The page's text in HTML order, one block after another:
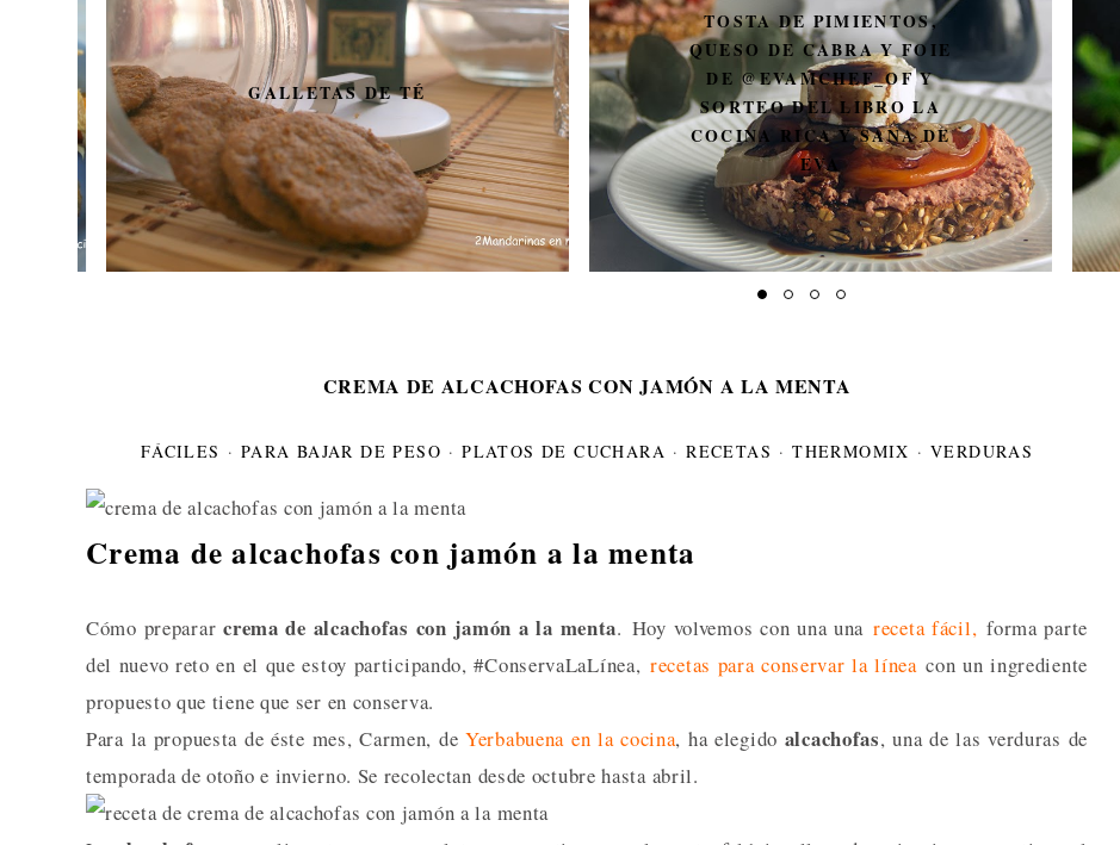
GALLETAS DE TÉ
TOSTA DE PIMIENTOS,
QUESO DE CABRA Y FOIE
DE @EVAMCHEF_OF Y
SORTEO DEL LIBRO LA
COCINA RICA Y SANA DE
EVA
CREMA DE ALCACHOFAS CON JAMÓN A LA MENTA
FÁCILES · PARA BAJAR DE PESO ·PLATOS DE CUCHARA ·RECETAS ·THERMOMIX ·VERDURAS
Crema de alcachofas con jamón a la menta
Cómo prepararcrema de alcachofas con jamón a la menta. Hoy volvemos con una unareceta fácil, forma parte
del nuevo reto en el que estoy participando, #ConservaLaLínea,recetas para conservar la líneacon un ingrediente
propuesto que tiene que ser en conserva.
Para la propuesta de éste mes, Carmen, deYerbabuena en la cocina, ha elegido alcachofas, una de las verduras de
temporada de otoño e invierno. Se recolectan desde octubre hasta abril.